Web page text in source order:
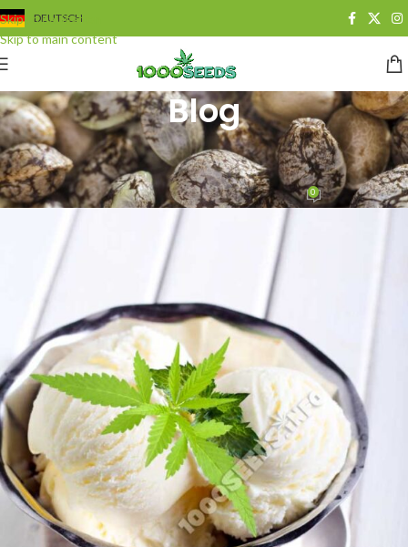
Skip to navigation
Skip to main content
DEUTSCH
Blog
BLOG ,CANNABISREZEPTE ,SÜSSES UND GEBÄCK
Cannabis-Vanille-Eis
Juan CervantesOn 1. September 2013 0